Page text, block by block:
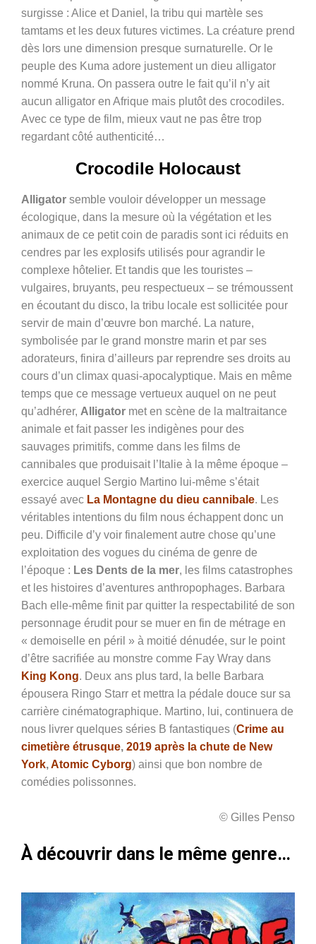
surgisse : Alice et Daniel, la tribu qui martèle ses
tamtams et les deux futures victimes. La créature prend
dès lors une dimension presque surnaturelle. Or le
peuple des Kuma adore justement un dieu alligator
nommé Kruna. On passera outre le fait qu’il n’y ait
aucun alligator en Afrique mais plutôt des crocodiles.
Avec ce type de film, mieux vaut ne pas être trop
regardant côté authenticité…
Crocodile Holocaust
Alligator semble vouloir développer un message
écologique, dans la mesure où la végétation et les
animaux de ce petit coin de paradis sont ici réduits en
cendres par les explosifs utilisés pour agrandir le
complexe hôtelier. Et tandis que les touristes –
vulgaires, bruyants, peu respectueux – se trémoussent
en écoutant du disco, la tribu locale est sollicitée pour
servir de main d’œuvre bon marché. La nature,
symbolisée par le grand monstre marin et par ses
adorateurs, finira d’ailleurs par reprendre ses droits au
cours d’un climax quasi-apocalyptique. Mais en même
temps que ce message vertueux auquel on ne peut
qu’adhérer, Alligator met en scène de la maltraitance
animale et fait passer les indigènes pour des
sauvages primitifs, comme dans les films de
cannibales que produisait l’Italie à la même époque –
exercice auquel Sergio Martino lui-même s’était
essayé avec La Montagne du dieu cannibale. Les
véritables intentions du film nous échappent donc un
peu. Difficile d’y voir finalement autre chose qu’une
exploitation des vogues du cinéma de genre de
l’époque : Les Dents de la mer, les films catastrophes
et les histoires d’aventures anthropophages. Barbara
Bach elle-même finit par quitter la respectabilité de son
personnage érudit pour se muer en fin de métrage en
« demoiselle en péril » à moitié dénudée, sur le point
d’être sacrifiée au monstre comme Fay Wray dans
King Kong. Deux ans plus tard, la belle Barbara
épousera Ringo Starr et mettra la pédale douce sur sa
carrière cinématographique. Martino, lui, continuera de
nous livrer quelques séries B fantastiques (Crime au
cimetière étrusque, 2019 après la chute de New
York,Atomic Cyborg) ainsi que bon nombre de
comédies polissonnes.
© Gilles Penso
À découvrir dans le même genre…